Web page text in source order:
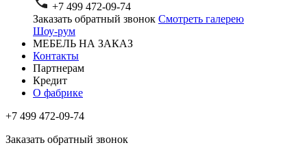
+7 499 472-09-74
Заказать обратный звонок Смотреть галерею
Шоу-рум
МЕБЕЛЬ НА ЗАКАЗ
Контакты
Партнерам
Кредит
О фабрике
+7 499 472-09-74
Заказать обратный звонок